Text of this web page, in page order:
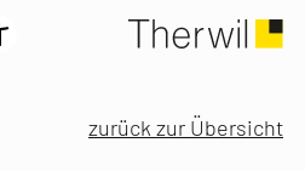
zurück zur Übersicht